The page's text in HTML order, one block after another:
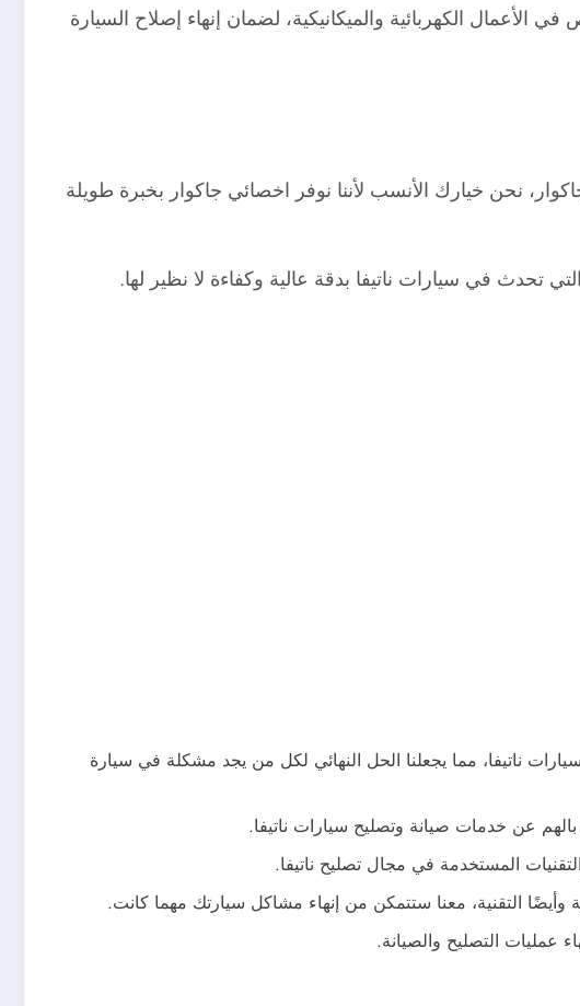
الأعمال الكهربائية والميكانيكية، لضمان إنهاء إصلاح السيارة
نحن خيارك الأنسب لأننا نوفر اخصائي جاكوار بخبرة طويلة
تحدث في سيارات ناتيفا بدقة عالية وكفاءة لا نظير لها.
ناتيفا، مما يجعلنا الحل النهائي لكل من يجد مشكلة في سيارة
بالهم عن خدمات صيانة وتصليح سيارات ناتيفا.
المستخدمة في مجال تصليح ناتيفا.
وأيضًا التقنية، معنا ستتمكن من إنهاء مشاكل سيارتك مهما كانت.
عمليات التصليح والصيانة.